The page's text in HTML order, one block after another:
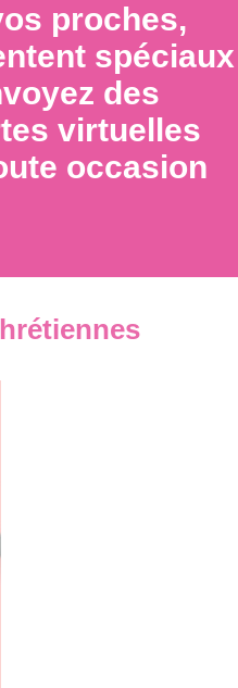
proches,
spéciaux
des
virtuelles
occasion